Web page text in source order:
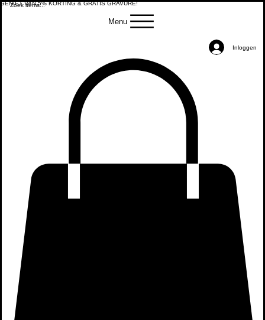
GENIET VAN 5% KORTING & GRATIS GRAVURE!
Menu
Inloggen